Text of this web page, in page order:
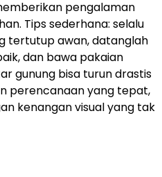
pengalaman
Tips sederhana: selalu
tertutup awan, datanglah
dan bawa pakaian
gunung bisa turun drastis
perencanaan yang tepat,
kenangan visual yang tak